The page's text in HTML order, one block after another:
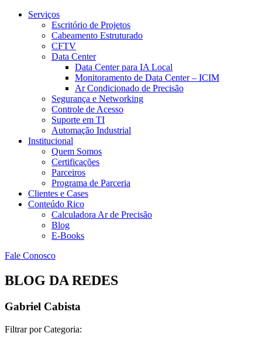
Serviços
Escritório de Projetos
Cabeamento Estruturado
CFTV
Data Center
Data Center para IA Local
Monitoramento de Data Center – ICIM
Ar Condicionado de Precisão
Segurança e Networking
Controle de Acesso
Suporte em TI
Automação Industrial
Institucional
Quem Somos
Certificações
Parceiros
Programa de Parceria
Clientes e Cases
Conteúdo Rico
Calculadora Ar de Precisão
Blog
E-Books
Fale Conosco
BLOG DA REDES
Gabriel Cabista
Filtrar por Categoria: